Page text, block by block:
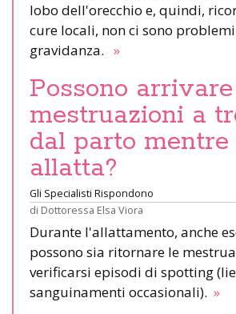
lobo dell'orecchio e, quindi,
cure locali, non ci sono
gravidanza. »
Possono
mestruazioni a
dal parto mentre
allatta?
Gli Specialisti Rispondono
di Dottoressa Elsa Viora
Durante l'allattamento, anche
possono sia ritornare le
verificarsi episodi di spotting
sanguinamenti occasionali). »